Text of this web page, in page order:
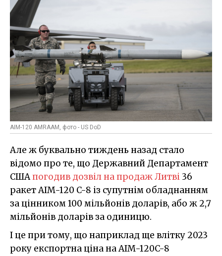
AIM-120 AMRAAM, фото - US DoD
Але ж буквально тиждень назад стало
відомо про те, що Державний Департамент
СШАпогодив дозвіл на продаж Литві36
ракет AIM-120 C-8 із супутнім обладнанням
за цінником 100 мільйонів доларів, або ж 2,7
мільйонів доларів за одиницю.
І це при тому, що наприклад ще влітку 2023
року експортна ціна на AIM-120C-8